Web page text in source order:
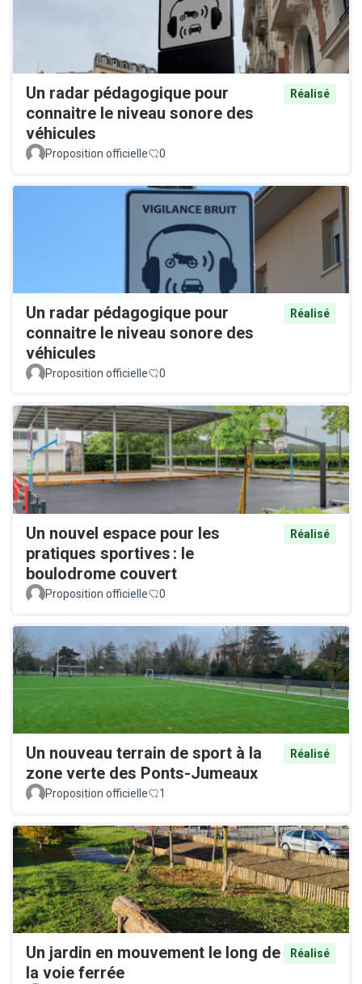
Un radar pédagogique pour
connaitre le niveau sonore des
véhicules
Réalisé
Proposition officielle 0
Un radar pédagogique pour
connaitre le niveau sonore des
véhicules
Réalisé
Proposition officielle 0
Un nouvel espace pour les
pratiques sportives : le
boulodrome couvert
Réalisé
Proposition officielle 0
Un nouveau terrain de sport à la
zone verte des Ponts-Jumeaux
Réalisé
Proposition officielle 1
Un jardin en mouvement le long de
la voie ferrée
Réalisé